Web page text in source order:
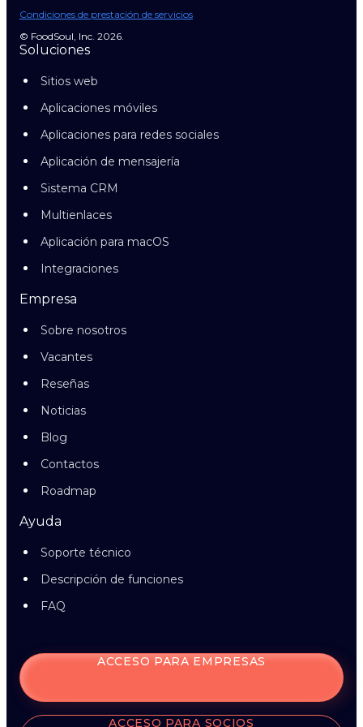
Condiciones de prestación de servicios
© FoodSoul, Inc. 2026.
Soluciones
Sitios web
Aplicaciones móviles
Aplicaciones para redes sociales
Aplicación de mensajería
Sistema CRM
Multienlaces
Aplicación para macOS
Integraciones
Empresa
Sobre nosotros
Vacantes
Reseñas
Noticias
Blog
Contactos
Roadmap
Ayuda
Soporte técnico
Descripción de funciones
FAQ
ACCESO PARA EMPRESAS
ACCESO PARA SOCIOS